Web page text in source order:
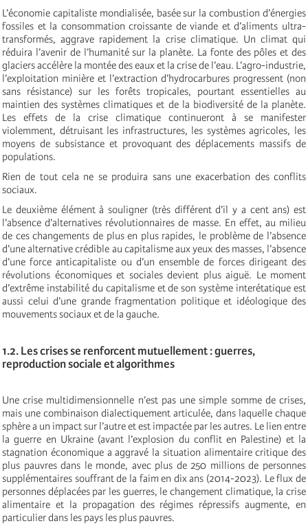
L’économie capitaliste mondialisée, basée sur la combustion d’énergies
fossiles et la consommation croissante de viande et d’aliments ultra-
transformés, aggrave rapidement la crise climatique. Un climat qui
réduira l’avenir de l’humanité sur la planète. La fonte des pôles et des
glaciers accélère la montée des eaux et la crise de l’eau. L’agro-industrie,
l’exploitation minière et l’extraction d’hydrocarbures progressent (non
sans résistance) sur les forêts tropicales, pourtant essentielles au
maintien des systèmes climatiques et de la biodiversité de la planète.
Les effets de la crise climatique continueront à se manifester
violemment, détruisant les infrastructures, les systèmes agricoles, les
moyens de subsistance et provoquant des déplacements massifs de
populations.
Rien de tout cela ne se produira sans une exacerbation des conflits
sociaux.
Le deuxième élément à souligner (très différent d’il y a cent ans) est
l’absence d’alternatives révolutionnaires de masse. En effet, au milieu
de ces changements de plus en plus rapides, le problème de l’absence
d’une alternative crédible au capitalisme aux yeux des masses, l’absence
d’une force anticapitaliste ou d’un ensemble de forces dirigeant des
révolutions économiques et sociales devient plus aiguë. Le moment
d’extrême instabilité du capitalisme et de son système interétatique est
aussi celui d’une grande fragmentation politique et idéologique des
mouvements sociaux et de la gauche.
1.2. Les crises se renforcent mutuellement : guerres,
reproduction sociale et algorithmes
Une crise multidimensionnelle n’est pas une simple somme de crises,
mais une combinaison dialectiquement articulée, dans laquelle chaque
sphère a un impact sur l’autre et est impactée par les autres. Le lien entre
la guerre en Ukraine (avant l’explosion du conflit en Palestine) et la
stagnation économique a aggravé la situation alimentaire critique des
plus pauvres dans le monde, avec plus de 250 millions de personnes
supplémentaires souffrant de la faim en dix ans (2014-2023). Le flux de
personnes déplacées par les guerres, le changement climatique, la crise
alimentaire et la propagation des régimes répressifs augmente, en
particulier dans les pays les plus pauvres.